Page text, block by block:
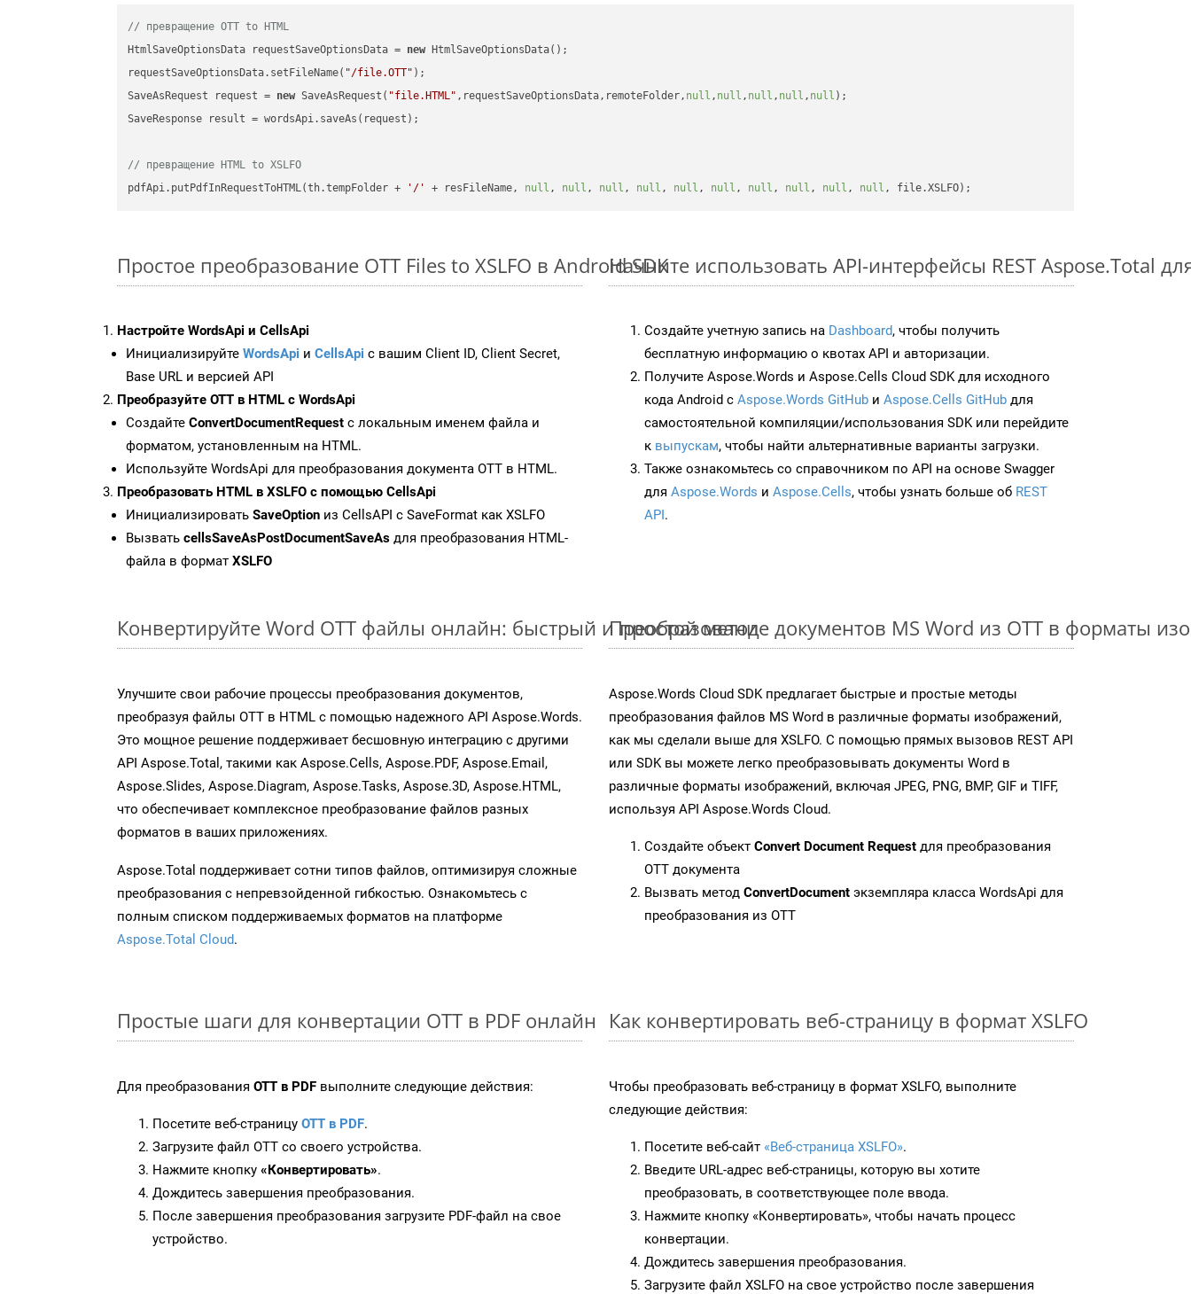
// превращение OTT to HTML
HtmlSaveOptionsData requestSaveOptionsData = new HtmlSaveOptionsData();
requestSaveOptionsData.setFileName( "/file.OTT" );
SaveAsRequest request = new SaveAsRequest( "file.HTML" ,requestSaveOptionsData,remoteFolder, null , null , null , null , null );
SaveResponse result = wordsApi.saveAs(request);
// превращение HTML to XSLFO
pdfApi.putPdfInRequestToHTML(th.tempFolder +
'/' + resFileName, null , null , null , null , null , null , null , null , null , null
Простое преобразование OTT Files to XSLFO в Android SDK
Настройте WordsApi и CellsApi
Инициализируйте WordsApi и CellsApi с вашим Client ID, Client Secret,
Base URL и версией API
Преобразуйте OTT в HTML с WordsApi
Создайте ConvertDocumentRequest с локальным именем файла и
форматом, установленным на HTML.
Используйте WordsApi для преобразования документа OTT в HTML.
Преобразовать HTML в XSLFO с помощью CellsApi
Инициализировать SaveOption из CellsAPI с SaveFormat как XSLFO
Вызвать cellsSaveAsPostDocumentSaveAs для преобразования HTML-
файла в формат XSLFO
Начните использовать API-интерфейсы REST Aspose.Total
Создайте учетную запись на Dashboard, чтобы получить
бесплатную информацию о квотах API и авторизации.
Получите Aspose.Words и Aspose.Cells Cloud SDK для исходного
кода Android с Aspose.Words GitHub и Aspose.Cells GitHub для
самостоятельной компиляции/использования SDK или перейдите
к выпускам, чтобы найти альтернативные варианты загрузки.
Также ознакомьтесь со справочником по API на основе Swagger
для Aspose.Words и Aspose.Cells, чтобы узнать больше об REST
API.
Конвертируйте Word OTT файлы онлайн: быстрый и простой метод
Улучшите свои рабочие процессы преобразования документов,
преобразуя файлы OTT в HTML с помощью надежного API Aspose.Words.
Это мощное решение поддерживает бесшовную интеграцию с другими
API Aspose.Total, такими как Aspose.Cells, Aspose.PDF, Aspose.Email,
Aspose.Slides, Aspose.Diagram, Aspose.Tasks, Aspose.3D, Aspose.HTML,
что обеспечивает комплексное преобразование файлов разных
форматов в ваших приложениях.
Aspose.Total поддерживает сотни типов файлов, оптимизируя сложные
преобразования с непревзойденной гибкостью. Ознакомьтесь с
полным списком поддерживаемых форматов на платформе
Aspose.Total Cloud.
Преобразование документов MS Word из OTT в форматы
Aspose.Words Cloud SDK предлагает быстрые и простые методы
преобразования файлов MS Word в различные форматы изображений,
как мы сделали выше для XSLFO. С помощью прямых вызовов REST API
или SDK вы можете легко преобразовывать документы Word в
различные форматы изображений, включая JPEG, PNG, BMP, GIF и TIFF,
используя API Aspose.Words Cloud.
Создайте объект Convert Document Request для преобразования
OTT документа
Вызвать метод ConvertDocument экземпляра класса WordsApi для
преобразования из OTT
Простые шаги для конвертации OTT в PDF онлайн
Для преобразования OTT в PDF выполните следующие действия:
Посетите веб-страницу OTT в PDF.
Загрузите файл OTT со своего устройства.
Нажмите кнопку «Конвертировать».
Дождитесь завершения преобразования.
После завершения преобразования загрузите PDF-файл на свое
устройство.
Как конвертировать веб-страницу в формат XSLFO
Чтобы преобразовать веб-страницу в формат XSLFO, выполните
следующие действия:
Посетите веб-сайт «Веб-страница XSLFO».
Введите URL-адрес веб-страницы, которую вы хотите
преобразовать, в соответствующее поле ввода.
Нажмите кнопку «Конвертировать», чтобы начать процесс
конвертации.
Дождитесь завершения преобразования.
Загрузите файл XSLFO на свое устройство после завершения